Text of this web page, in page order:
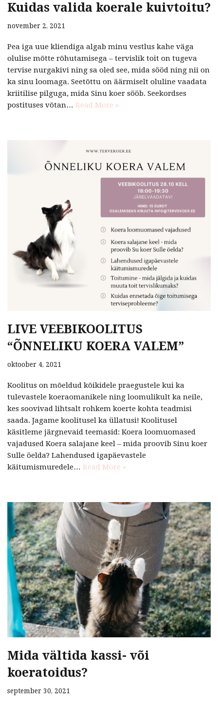
Kuidas valida koerale kuivtoitu?
november 2, 2021
Pea iga uue kliendiga algab minu vestlus kahe väga
olulise mõtte rõhutamisega – tervislik toit on tugeva
tervise nurgakivi ning sa oled see, mida sööd ning nii on
ka sinu loomaga. Seetõttu on äärmiselt oluline vaadata
kriitilise pilguga, mida Sinu koer sööb. Seekordses
postituses võtan… Read More »
LIVE VEEBIKOOLITUS
“ÕNNELIKU KOERA VALEM”
oktoober 4, 2021
Koolitus on mõeldud kõikidele praegustele kui ka
tulevastele koeraomanikele ning loomulikult ka neile,
kes soovivad lihtsalt rohkem koerte kohta teadmisi
saada. Jagame koolitusel ka üllatusi! Koolitusel
käsitleme järgnevaid teemasid: Koera loomuomased
vajadused Koera salajane keel – mida proovib Sinu koer
Sulle öelda? Lahendused igapäevastele
käitumismuredele… Read More »
Mida vältida kassi- või
koeratoidus?
september 30, 2021